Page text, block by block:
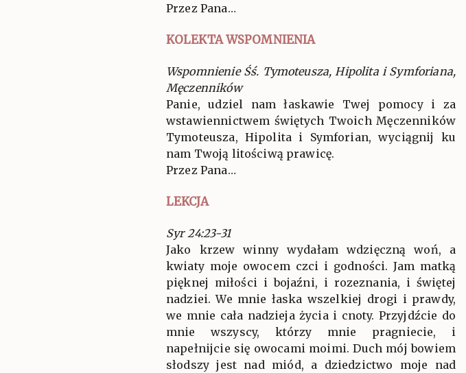
Przez Pana…
KOLEKTA WSPOMNIENIA
Wspomnienie Śś. Tymoteusza, Hipolita i Symforiana,
Męczenników
Panie, udziel nam łaskawie Twej pomocy i za
wstawiennictwem świętych Twoich Męczenników
Tymoteusza, Hipolita i Symforian, wyciągnij ku
nam Twoją litościwą prawicę.
Przez Pana…
LEKCJA
Syr 24:23-31
Jako krzew winny wydałam wdzięczną woń, a
kwiaty moje owocem czci i godności. Jam matką
pięknej miłości i bojaźni, i rozeznania, i świętej
nadziei. We mnie łaska wszelkiej drogi i prawdy,
we mnie cała nadzieja życia i cnoty. Przyjdźcie do
mnie wszyscy, którzy mnie pragniecie, i
napełnijcie się owocami moimi. Duch mój bowiem
słodszy jest nad miód, a dziedzictwo moje nad